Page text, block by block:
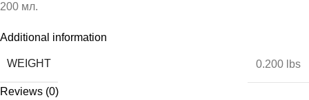
200 мл.
Additional information
WEIGHT 0.200 lbs
Reviews (0)